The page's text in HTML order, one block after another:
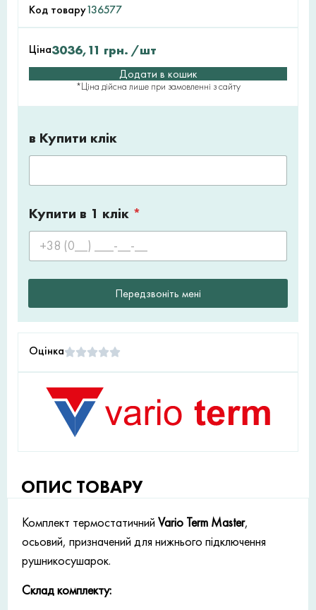
Код товару136577
Ціна3036,11 грн. /шт
Додати в кошик
*Ціна дійсна лише при замовленні з сайту
в Купити клік
Купити в 1 клік *
Передзвоніть мені
Оцінка
ОПИС ТОВАРУ
Комплект термостатичний Vario Term Master,
осьовий, призначений для нижнього підключення
рушникосушарок.
Склад комплекту: